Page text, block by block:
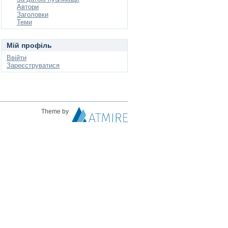
Автори
Заголовки
Теми
Мій профіль
Ввійти
Зареєструватися
Theme by